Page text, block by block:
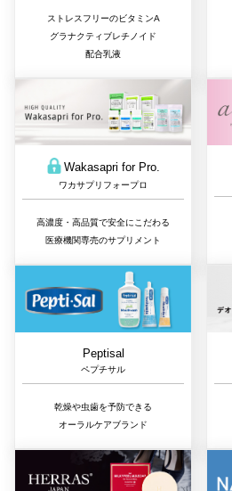
ストレスフリーのビタミンA
グラナクティブレチノイド
配合乳液
Wakasapri for Pro.
ワカサプリフォープロ
高濃度・高品質で安全にこだわる
医療機関専売のサプリメント
Peptisal
ペプチサル
乾燥や虫歯を予防できる
オーラルケアブランド